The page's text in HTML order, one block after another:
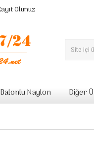
Olunuz
Balonlu Naylon Diğer